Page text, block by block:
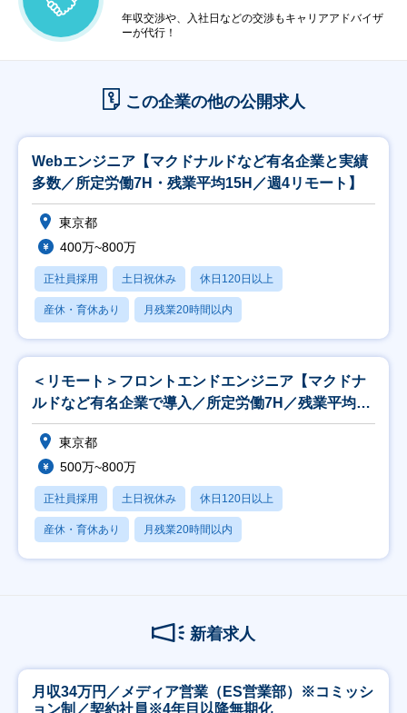
年収交渉や、入社日などの交渉もキャリアアドバイザ
ーが代行！
この企業の他の公開求人
Webエンジニア【マクドナルドなど有名企業と実績
多数／所定労働7H・残業平均15H／週4リモート】
東京都
400万~800万
正社員採用 土日祝休み 休日120日以上
産休・育休あり 月残業20時間以内
＜リモート＞フロントエンドエンジニア【マクドナ
ルドなど有名企業で導入／所定労働7H／残業平均
15H】
東京都
500万~800万
正社員採用 土日祝休み 休日120日以上
産休・育休あり 月残業20時間以内
新着求人
月収34万円／メディア営業（ES営業部）※コミッシ
ョン制／契約社員※4年目以降無期化